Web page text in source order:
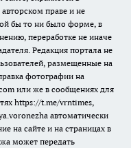
праве и не
бы то ни было форме, в
переработке не иначе
Редакция портала не
размещенные на
фотографии на
или же в сообщениях для
https://t.me/vrntimes,
автоматически
на сайте и на страницах в
может передать